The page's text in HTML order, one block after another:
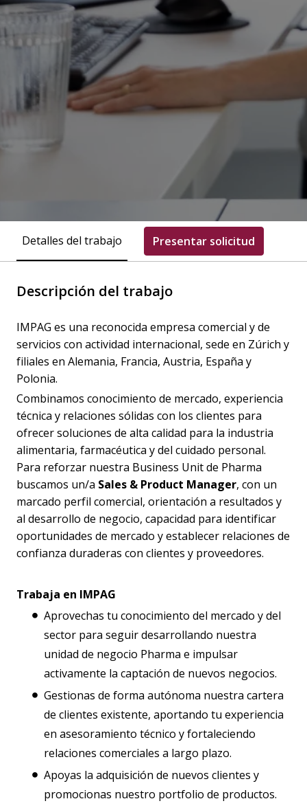
Detalles del trabajo Presentar solicitud
Descripción del trabajo
IMPAG es una reconocida empresa comercial y de
servicios con actividad internacional, sede en Zúrich y
filiales en Alemania, Francia, Austria, España y
Polonia.
Combinamos conocimiento de mercado, experiencia
técnica y relaciones sólidas con los clientes para
ofrecer soluciones de alta calidad para la industria
alimentaria, farmacéutica y del cuidado personal.
Para reforzar nuestra Business Unit de Pharma
buscamos un/a Sales & Product Manager, con un
marcado perfil comercial, orientación a resultados y
al desarrollo de negocio, capacidad para identificar
oportunidades de mercado y establecer relaciones de
confianza duraderas con clientes y proveedores.
Trabaja en IMPAG
Aprovechas tu conocimiento del mercado y del
sector para seguir desarrollando nuestra
unidad de negocio Pharma e impulsar
activamente la captación de nuevos negocios.
Gestionas de forma autónoma nuestra cartera
de clientes existente, aportando tu experiencia
en asesoramiento técnico y fortaleciendo
relaciones comerciales a largo plazo.
Apoyas la adquisición de nuevos clientes y
promocionas nuestro portfolio de productos.